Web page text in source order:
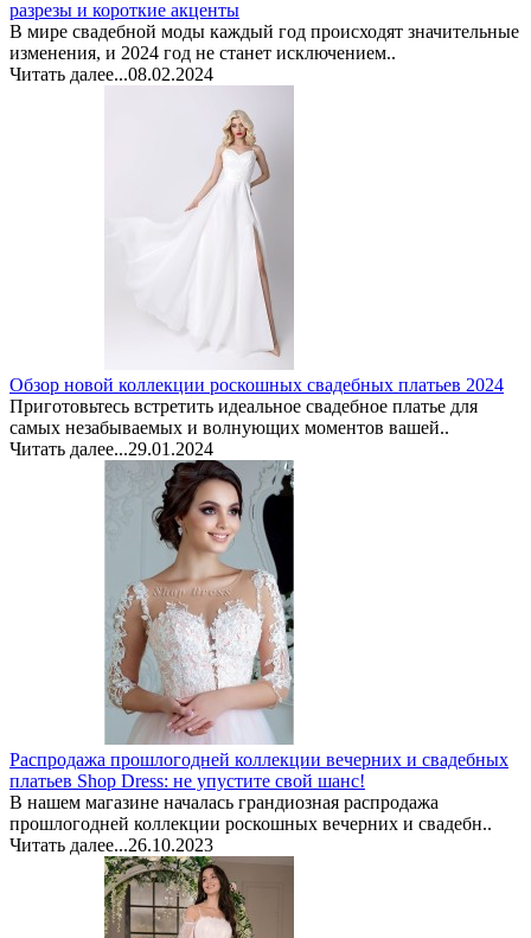
разрезы и короткие акценты
В мире свадебной моды каждый год происходят значительные
изменения, и 2024 год не станет исключением..
Читать далее...08.02.2024
Обзор новой коллекции роскошных свадебных платьев 2024
Приготовьтесь встретить идеальное свадебное платье для
самых незабываемых и волнующих моментов вашей..
Читать далее...29.01.2024
Распродажа прошлогодней коллекции вечерних и свадебных
платьев Shop Dress: не упустите свой шанс!
В нашем магазине началась грандиозная распродажа
прошлогодней коллекции роскошных вечерних и свадебн..
Читать далее...26.10.2023